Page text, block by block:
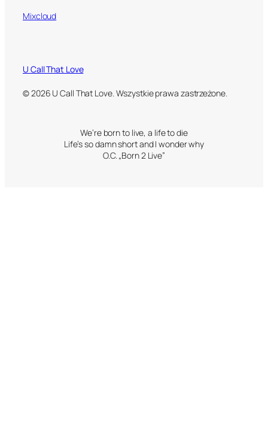
Mixcloud
U Call That Love
© 2026 U Call That Love. Wszystkie prawa zastrzeżone.
We’re born to live, a life to die
Life’s so damn short and I wonder why
O.C. „Born 2 Live”